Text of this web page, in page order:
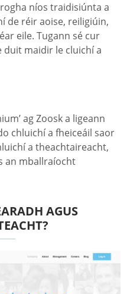
níos traidisiúnta a
de réir aoise, reiligiúin,
eile. Tugann sé cur
duit maidir le cluichí a
ag Zoosk a ligeann
chluichí a fheiceáil saor
a theachtaireacht,
an mballraíocht
AGUS